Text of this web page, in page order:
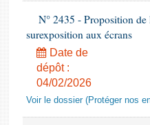
N° 2435 - Proposition
surexposition aux écrans
Date de
dépôt :
04/02/2026
Voir le dossier (Protéger nos